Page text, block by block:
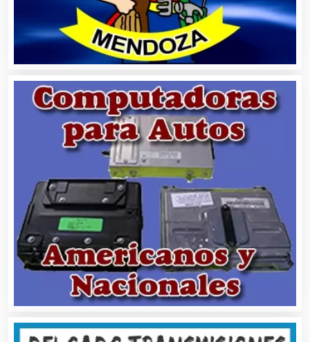
Audio, Sonido e Iluminación
Audios para Eventos
Autobuses
Automatización
Automóviles Nuevos y Usados
Autopartes Eléctricas
Avaluos